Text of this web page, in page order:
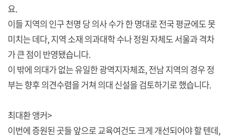
요.
이들 지역의 인구 천명 당 의사 수가 한 명대로 전국 평균에도 못
미치는 데다, 지역 소재 의과대학 수나 정원 자체도 서울과 격차
가 큰 점이 반영됐습니다.
이 밖에 의대가 없는 유일한 광역지자체죠, 전남 지역의 경우 정
부는 향후 의견수렴을 거쳐 의대 신설을 검토하기로 했습니다.
최대환 앵커>
이번에 증원된 곳들 앞으로 교육여건도 크게 개선되어야 할 텐데,